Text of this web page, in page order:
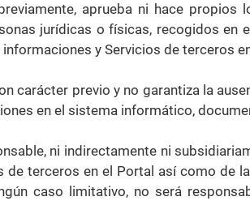
aprueba ni hace
jurídicas o físicas, recogidos en
y Servicios de terceros
carácter previo y no garantiza la
en el sistema informático,
ni indirectamente ni
de terceros en el Portal así como de
caso limitativo, no será